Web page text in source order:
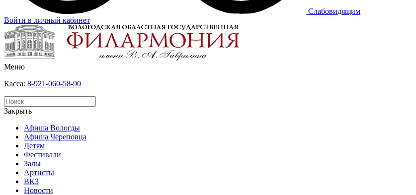
Слабовидящим
Войти в личный кабинет
Меню
Касса: 8-921-060-58-90
Закрыть
Афиша Вологды
Афиша Череповца
Детям
Фестивали
Залы
Артисты
ВКЗ
Новости